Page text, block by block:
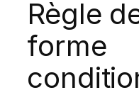
Règle
forme